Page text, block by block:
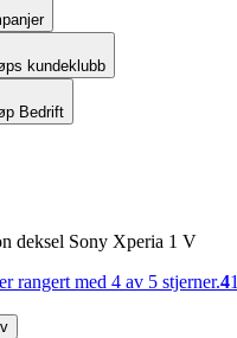
kundeklubb
Bedrift
deksel Sony Xperia 1 V
rangert med 4 av 5 stjerner.41